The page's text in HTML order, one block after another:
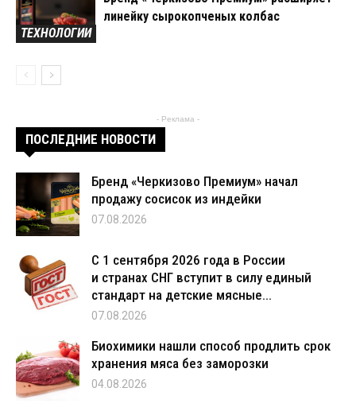
ТЕХНОЛОГИИ
линейку сырокопченых колбас
- Реклама -
ПОСЛЕДНИЕ НОВОСТИ
Бренд «Черкизово Премиум» начал
продажу сосисок из индейки
07.08.2026
С 1 сентября 2026 года в России
и странах СНГ вступит в силу единый
стандарт на детские мясные...
07.08.2026
Биохимики нашли способ продлить срок
хранения мяса без заморозки
04.08.2026